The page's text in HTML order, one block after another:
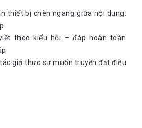
thiết bị chèn ngang giữa nội dung.
theo kiểu hỏi – đáp hoàn toàn
giả thực sự muốn truyền đạt điều